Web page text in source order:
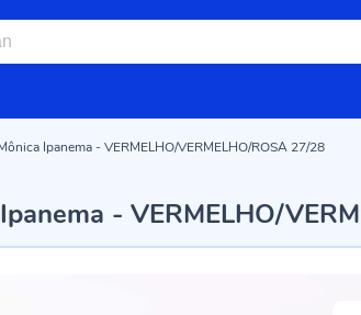
Ipanema - VERMELHO/VERMELHO/ROSA 27/28
- VERMELHO/